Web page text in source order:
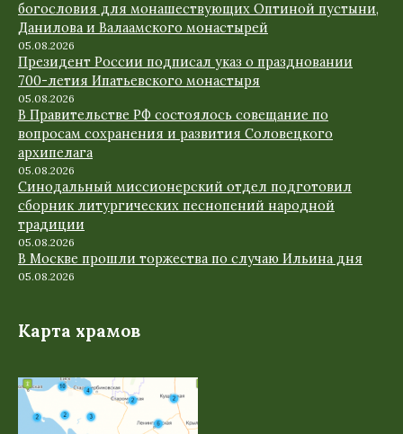
богословия для монашествующих Оптиной пустыни,
Данилова и Валаамского монастырей
05.08.2026
Президент России подписал указ о праздновании
700-летия Ипатьевского монастыря
05.08.2026
В Правительстве РФ состоялось совещание по
вопросам сохранения и развития Соловецкого
архипелага
05.08.2026
Синодальный миссионерский отдел подготовил
сборник литургических песнопений народной
традиции
05.08.2026
В Москве прошли торжества по случаю Ильина дня
05.08.2026
Карта храмов